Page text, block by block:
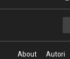
About Autori